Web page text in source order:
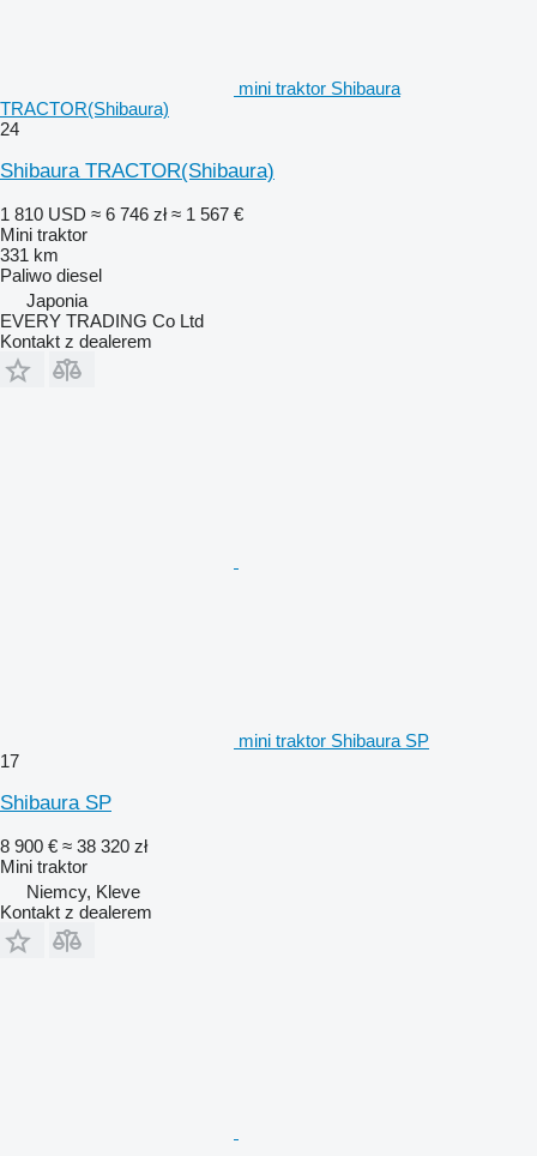
mini traktor Shibaura
TRACTOR(Shibaura)
24
Shibaura TRACTOR(Shibaura)
1 810 USD ≈ 6 746 zł ≈ 1 567 €
Mini traktor
331 km
Paliwo diesel
Japonia
EVERY TRADING Co Ltd
Kontakt z dealerem
mini traktor Shibaura SP
17
Shibaura SP
8 900 € ≈ 38 320 zł
Mini traktor
Niemcy, Kleve
Kontakt z dealerem